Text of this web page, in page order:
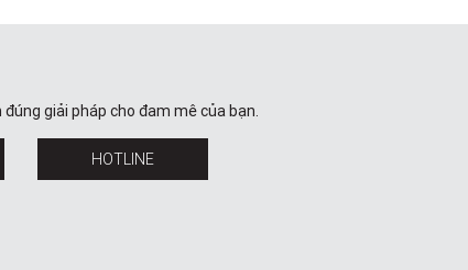
giải pháp cho đam mê của bạn.
HOTLINE